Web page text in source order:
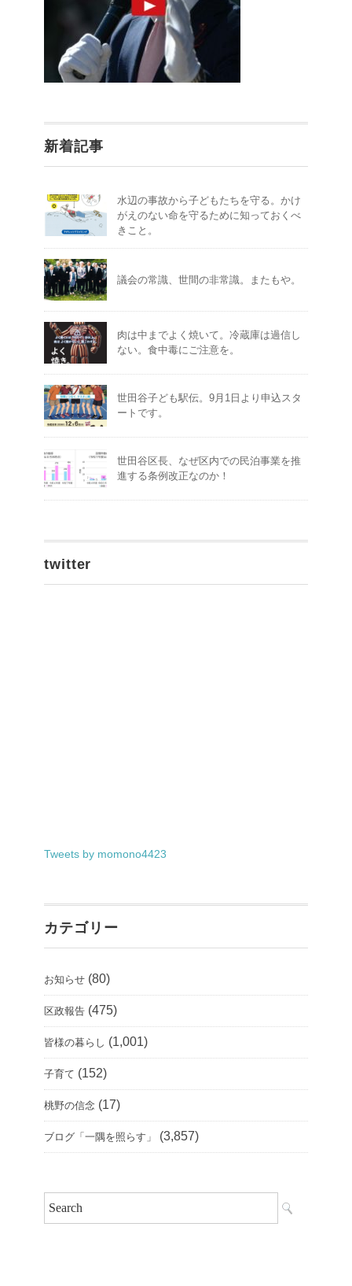
新着記事
水辺の事故から子どもたちを守る。かけ
がえのない命を守るために知っておくべ
きこと。
議会の常識、世間の非常識。またもや。
肉は中までよく焼いて。冷蔵庫は過信し
ない。食中毒にご注意を。
世田谷子ども駅伝。9月1日より申込スタ
ートです。
世田谷区長、なぜ区内での民泊事業を推
進する条例改正なのか！
twitter
Tweets by momono4423
カテゴリー
お知らせ (80)
区政報告 (475)
皆様の暮らし (1,001)
子育て (152)
桃野の信念 (17)
ブログ「一隅を照らす」 (3,857)